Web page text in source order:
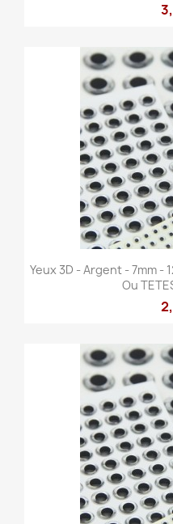
Yeux 3D - Argent - 7mm -
Ou